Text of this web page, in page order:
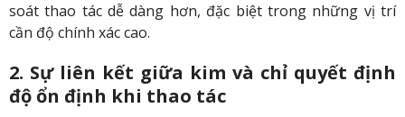
soát thao tác dễ dàng hơn, đặc biệt trong những vị trí
cần độ chính xác cao.
2. Sự liên kết giữa kim và chỉ quyết định
độ ổn định khi thao tác